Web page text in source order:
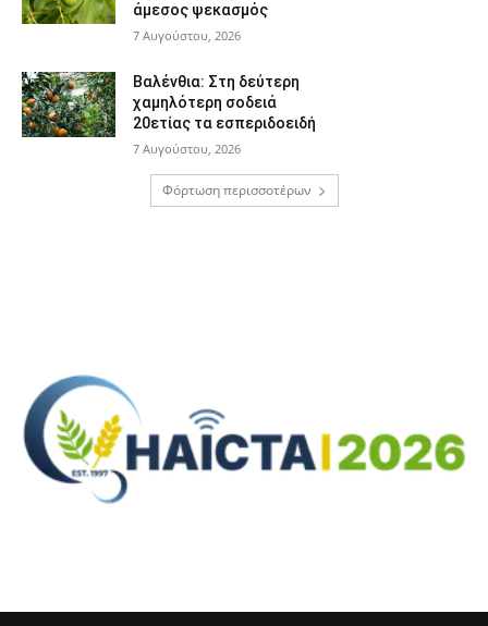
άμεσος ψεκασμός
7 Αυγούστου, 2026
Βαλένθια: Στη δεύτερη
χαμηλότερη σοδειά
20ετίας τα εσπεριδοειδή
7 Αυγούστου, 2026
Φόρτωση περισσοτέρων